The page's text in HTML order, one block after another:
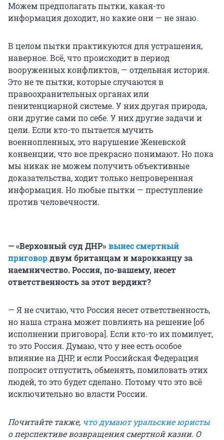
Можем предполагать пытки, какая-то
информация доходит, но какие они — не знаю.
В целом пытки практикуются для устрашения,
наверное. Всё, что происходит в период
вооруженных конфликтов, — отдельная история.
Это не те пытки, которые случаются в
правоохранительных органах или
пенитенциарной системе. У них другая природа,
они другие сами по себе. У них другие задачи и
цели. Если кто-то пытается мучить
военнопленных, это нарушение Женевской
конвенции, что все прекрасно понимают. Но пока
мы никак не можем получить объективные
доказательства, ходит только непроверенная
информация. Но любые пытки — преступление
против человечности.
— «Верховный суд ДНР»вынес смертный
приговордвум британцам и марокканцу за
наемничество. Россия, по-вашему, несет
ответственность за этот вердикт?
— Я не считаю, что Россия несет ответственность,
но наша страна может повлиять на решение [об
исполнении приговора]. Если кто-то их помилует,
то это Россия. Думаю, что у нее есть особое
влияние на ДНР, и если Российская Федерация
попросит отпустить, обменять, помиловать этих
людей, то это будет сделано. Потому что это всё
исключительно во власти России.
Почитайте также, что думают уральские юристы
о перспективе возвращения смертной казни. О